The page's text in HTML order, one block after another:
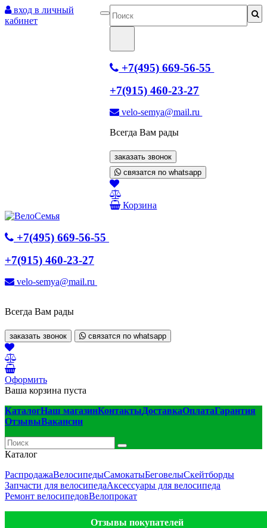
вход в личный
кабинет
+7(495) 669-56-55
+7(915) 460-23-27
velo-semya@mail.ru
Всегда Вам рады
заказать звонок
связатся по whatsapp
Корзина
+7(495) 669-56-55
+7(915) 460-23-27
velo-semya@mail.ru
Всегда Вам рады
заказать звонок связатся по whatsapp
Оформить
Ваша корзина пуста
КаталогНаш магазинКонтактыДоставкаОплатаГарантия
ОтзывыВакансии
Каталог
РаспродажаВелосипедыСамокатыБеговелыСкейтборды
Запчасти для велосипедаАксессуары для велосипеда
Ремонт велосипедовВелопрокат
Отзывы покупателей